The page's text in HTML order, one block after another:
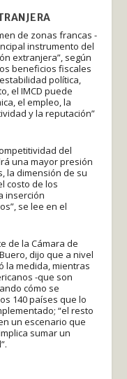
de zonas francas -
instrumento del
extranjera”, según
beneficios fiscales
política,
el IMCD puede
el empleo, la
y la reputación”
del
una mayor presión
la dimensión de su
costo de los
inserción
se lee en el
de la Cámara de
dijo que a nivel
la medida, mientras
-que son
cómo se
140 países que lo
“el resto
un escenario que
sumar un